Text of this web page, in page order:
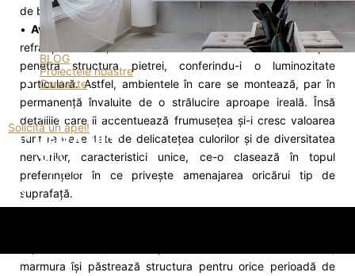
BLOG
Proiectele noastre
Contacte
+373 (79) 04-02-05
Solicită un apel!
de bucătărie și pentru băi, sculpturi, decorațiuni).
• Avantaje: → Estetică impecabilă.
Dotată cu un indice de
refracție scăzut, înseamnă că fasciculele luminoase pot
penetra structura pietrei, conferindu-i o luminozitate
particulară. Astfel, ambientele în care se montează, par în
permanență învaluite de o strălucire aproape ireală. Însă
detaliile care îi accentuează frumusețea și-i cresc valoarea
sunt reprezentate de delicatețea culorilor și de diversitatea
nervurilor, caracteristici unice, ce-o clasează în topul
preferințelor în ce privește amenajarea oricărui tip de
suprafață.
→ Rezistență și durabilitate.Marmura este un material cu
marmura își păstrează structura pentru orice perioadă de